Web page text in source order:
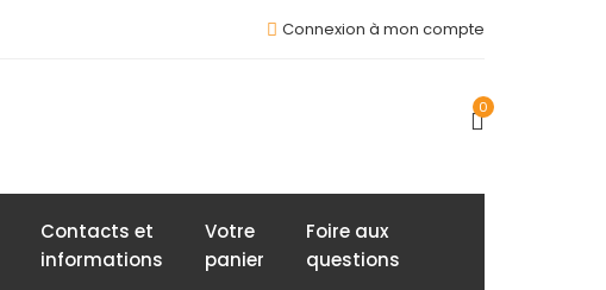
Connexion à mon compte
0
Contacts et
informations
Votre
panier
Foire aux
questions